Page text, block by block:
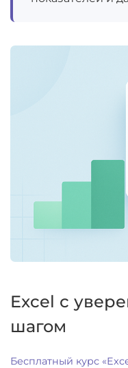
Формулы в excel
Excel с
шагом
Бесплатный курс